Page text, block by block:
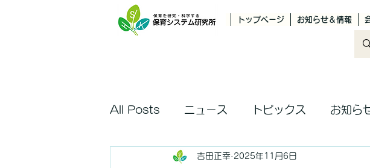
トップページ お知らせ＆情報
All Posts ニュース トピックス お知ら
吉田正幸 2025年11月6日